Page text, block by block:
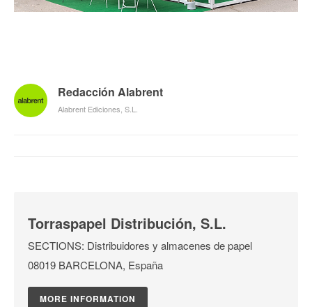
Redacción Alabrent
Alabrent Ediciones, S.L.
Torraspapel Distribución, S.L.
SECTIONS: Distribuidores y almacenes de papel
08019 BARCELONA, España
MORE INFORMATION